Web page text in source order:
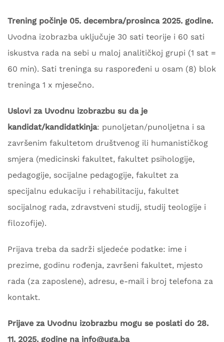
Trening počinje 05. decembra/prosinca 2025. godine.
Uvodna izobrazba uključuje 30 sati teorije i 60 sati
iskustva rada na sebi u maloj analitičkoj grupi (1 sat =
60 min). Sati treninga su raspoređeni u osam (8) blok
treninga 1 x mjesečno.
Uslovi za Uvodnu izobrazbu su da je
kandidat/kandidatkinja: punoljetan/punoljetna i sa
završenim fakultetom društvenog ili humanističkog
smjera (medicinski fakultet, fakultet psihologije,
pedagogije, socijalne pedagogije, fakultet za
specijalnu edukaciju i rehabilitaciju, fakultet
socijalnog rada, zdravstveni studij, studij teologije i
filozofije).
Prijava treba da sadrži sljedeće podatke: ime i
prezime, godinu rođenja, završeni fakultet, mjesto
rada (za zaposlene), adresu, e-mail i broj telefona za
kontakt.
Prijave za Uvodnu izobrazbu mogu se poslati do 28.
11. 2025. godine na info@uga.ba